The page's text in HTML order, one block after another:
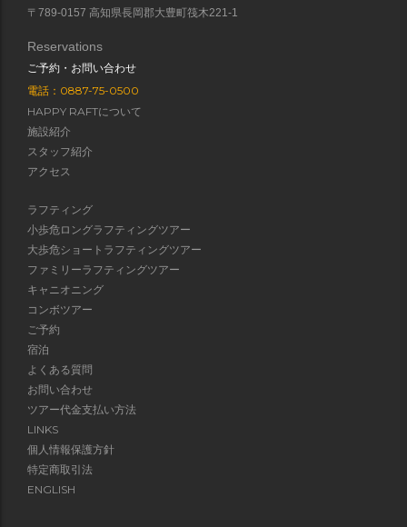
〒789-0157 高知県長岡郡大豊町筏木221-1
Reservations
ご予約・お問い合わせ
電話：0887-75-0500
HAPPY RAFTについて
施設紹介
スタッフ紹介
アクセス
ラフティング
小歩危ロングラフティングツアー
大歩危ショートラフティングツアー
ファミリーラフティングツアー
キャニオニング
コンボツアー
ご予約
宿泊
よくある質問
お問い合わせ
ツアー代金支払い方法
LINKS
個人情報保護方針
特定商取引法
ENGLISH